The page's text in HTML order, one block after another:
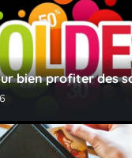
bien profiter des